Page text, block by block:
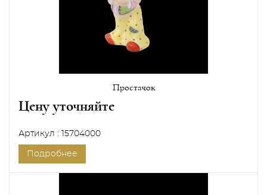
Простачок
Цену уточняйте
Артикул : 15704000
Подробнее